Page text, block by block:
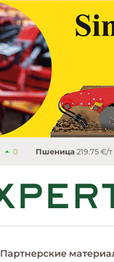
Пшеница219.75 €/т 4.5
Партнерские